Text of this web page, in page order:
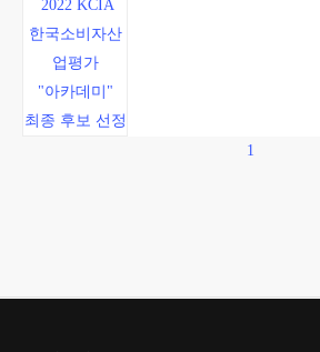
2022 KCIA
한국소비자산
업평가
"아카데미"
최종 후보 선정
1